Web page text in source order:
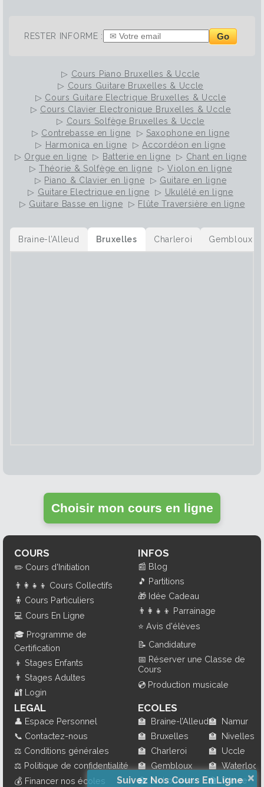
RESTER INFORME : Go
▷ Cours Piano Bruxelles & Uccle
▷ Cours Guitare Bruxelles & Uccle
▷ Cours Guitare Electrique Bruxelles & Uccle
▷ Cours Clavier Electronique Bruxelles & Uccle
▷ Cours Solfège Bruxelles & Uccle
▷ Contrebasse en ligne ▷ Saxophone en ligne
▷ Harmonica en ligne ▷Accordéon en ligne
▷ Orgue en ligne ▷ Batterie en ligne ▷ Chant en ligne
▷Théorie & Solfège en ligne ▷Violon en ligne
▷ Piano & Clavier en ligne ▷ Guitare en ligne
▷ Guitare Electrique en ligne ▷ Ukulélé en ligne
▷ Guitare Basse en ligne ▷ Flûte Traversière en ligne
Braine-l’Alleud Bruxelles Charleroi Gembloux
Choisir mon cours en ligne
COURS
✏️ Cours d'Initiation
👨‍👩‍👧‍👦 Cours Collectifs
🧍 Cours Particuliers
💻 Cours En Ligne
🎓 Programme de
Certification
👦 Stages Enfants
👨 Stages Adultes
🔐 Login
INFOS
📰 Blog
🎵 Partitions
🎁 Idée Cadeau
👨‍👩‍👧‍👦 Parrainage
⭐ Avis d'élèves
📝 Candidature
📅 Réserver une Classe de
Cours
💿 Production musicale
LEGAL
👤 Espace Personnel
📞 Contactez-nous
⚖️ Conditions générales
⚖️ Politique de confidentialité
💰 Financer nos écoles
ECOLES
🏫 Braine-l’Alleud
🏫 Bruxelles
🏫 Charleroi
🏫 Gembloux
🏫 La Louvière
🏫 Namur
🏫 Nivelles
🏫 Uccle
🏫 Waterloo
🏫
Wavre×
Suivez Nos Cours En Ligne